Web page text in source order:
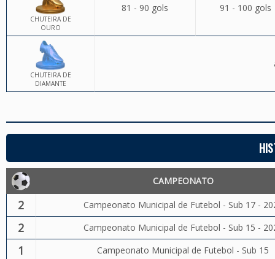
CHUTEIRA DE
OURO
81 - 90 gols 91 - 100 gols
CHUTEIRA DE
DIAMANTE
CAMPEONATO
2 Campeonato Municipal de Futebol - Sub 17 -
2 Campeonato Municipal de Futebol - Sub 15 -
1 Campeonato Municipal de Futebol - Sub 15